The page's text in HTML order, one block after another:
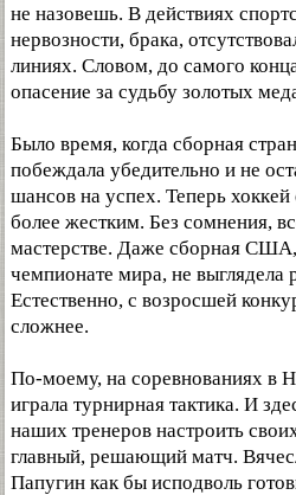
не назовешь. В действиях
нервозности, брака,
линиях. Словом, до самого
опасение за судьбу золотых
Было время, когда сборная
побеждала убедительно и не
шансов на успех. Теперь
более жестким. Без сомнения,
мастерстве. Даже сборная
чемпионате мира, не выглядела
Естественно, с возросшей
сложнее.
По-моему, на соревнованиях в
играла турнирная тактика. И
наших тренеров настроить
главный, решающий матч.
Папугин как бы исподволь